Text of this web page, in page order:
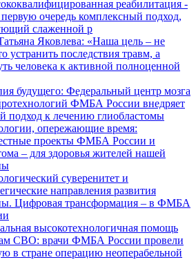
реабилитация -
первую очередь комплексный подход,
слаженной р
Яковлева: «Наша цель – не
устранить последствия травм, а
человека к активной полноценной
будущего: Федеральный центр мозга
ФМБА России внедряет
подход к лечению глиобластомы
опережающие время:
проекты ФМБА России и
– для здоровья жителей нашей
суверенитет и
направления развития
Цифровая трансформация – в ФМБА
высокотехнологичная помощь
СВО: врачи ФМБА России провели
в стране операцию неоперабельной